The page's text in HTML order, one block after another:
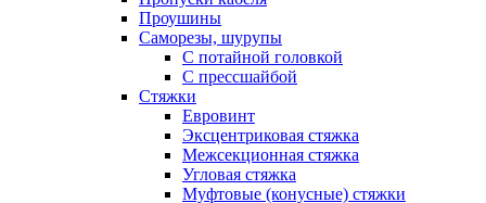
Проушины
Саморезы, шурупы
С потайной головкой
С прессшайбой
Стяжки
Евровинт
Эксцентриковая стяжка
Межсекционная стяжка
Угловая стяжка
Муфтовые (конусные) стяжки